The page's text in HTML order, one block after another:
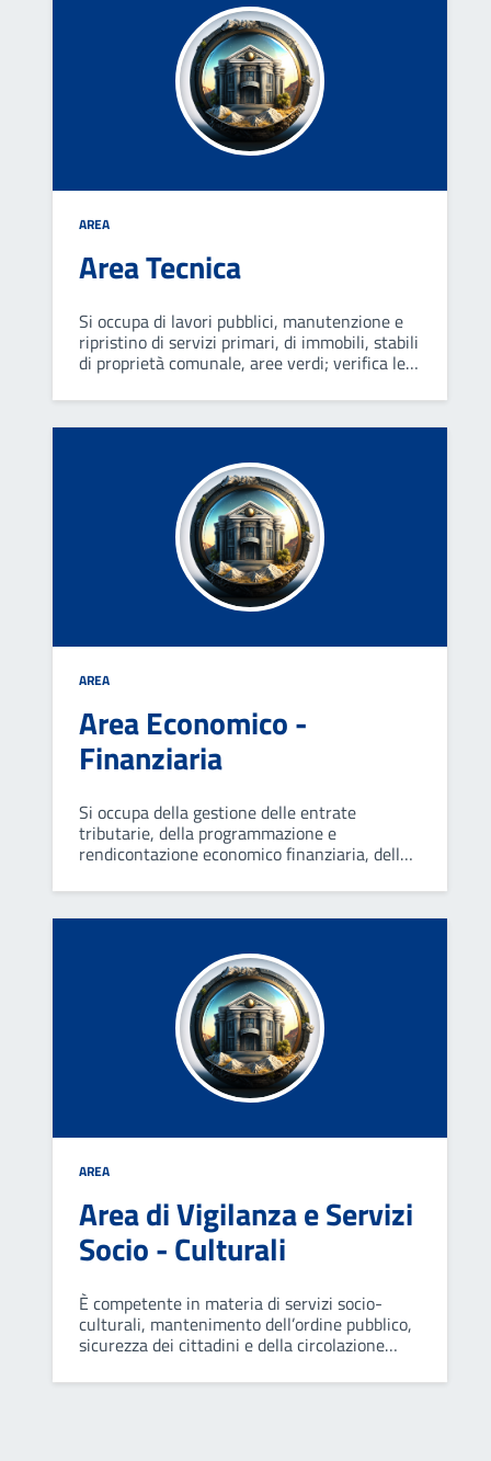
AREA
Area Tecnica
Si occupa di lavori pubblici, manutenzione e
ripristino di servizi primari, di immobili, stabili
di proprietà comunale, aree verdi; verifica le
nuove costruzioni o per la ristrutturazione di
quelle esistenti.
AREA
Area Economico -
Finanziaria
Si occupa della gestione delle entrate
tributarie, della programmazione e
rendicontazione economico finanziaria, della
obblighi fiscali, del trattamento economico del
personale e di servizi socio-assistenziali.
AREA
Area di Vigilanza e Servizi
Socio - Culturali
È competente in materia di servizi socio-
culturali, mantenimento dell’ordine pubblico,
sicurezza dei cittadini e della circolazione
attività di polizia edilizia, ambientale,